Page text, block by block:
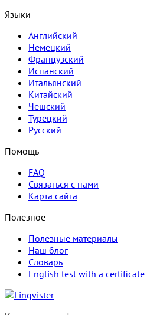
Языки
Английский
Немецкий
Французский
Испанский
Итальянский
Китайский
Чешский
Турецкий
Русский
Помощь
FAQ
Связаться с нами
Карта сайта
Полезное
Полезные материалы
Наш блог
Словарь
English test with a certificate